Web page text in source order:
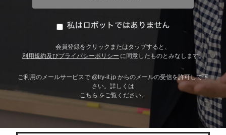
会員登録をクリックまたはタップすると、
利用規約及びプライバシーポリシー に同意したものとみなします。
ご利用のメールサービスで @try-it.jp からのメールの受信を許可して下
さい。詳しくは
こちら をご覧ください。